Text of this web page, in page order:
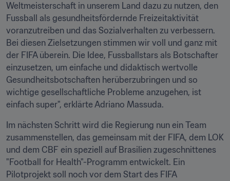
Weltmeisterschaft in unserem Land dazu zu nutzen, den
Fussball als gesundheitsfördernde Freizeitaktivität
voranzutreiben und das Sozialverhalten zu verbessern.
Bei diesen Zielsetzungen stimmen wir voll und ganz mit
der FIFA überein. Die Idee, Fussballstars als Botschafter
einzusetzen, um einfache und didaktisch wertvolle
Gesundheitsbotschaften herüberzubringen und so
wichtige gesellschaftliche Probleme anzugehen, ist
einfach super", erklärte Adriano Massuda.
Im nächsten Schritt wird die Regierung nun ein Team
zusammenstellen, das gemeinsam mit der FIFA, dem LOK
und dem CBF ein speziell auf Brasilien zugeschnittenes
"Football for Health"-Programm entwickelt. Ein
Pilotprojekt soll noch vor dem Start des FIFA